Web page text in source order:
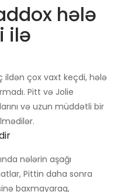
hələ
ilə
ildən çox vaxt keçdi, hələ
Pitt və Jolie
və uzun müddətli bir
nələrin aşağı
Pittin daha sonra
baxmayaraq,